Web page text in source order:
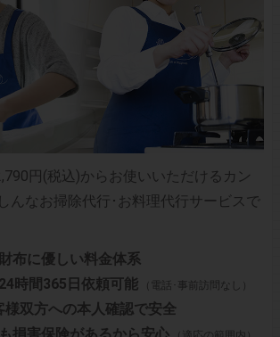
円(税込)からお使いいただけるカン
んなお掃除代行･お料理代行サービスで
布に優しい料金体系
時間365日依頼可能
（電話･事前訪問なし）
様双方への本人確認で安全